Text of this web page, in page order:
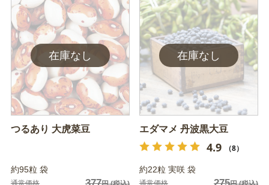
つるあり 大虎菜豆
約95粒 袋
通常価格
エダマメ 丹波黒大豆
4.9 （8）
約22粒 実咲 袋
通常価格